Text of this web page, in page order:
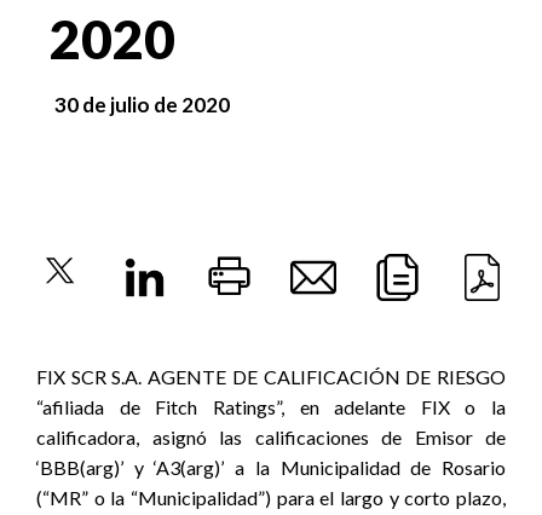
2020
30 de julio de 2020
FIX SCR S.A. AGENTE DE CALIFICACIÓN DE RIESGO
“afiliada de Fitch Ratings”, en adelante FIX o la
calificadora, asignó las calificaciones de Emisor de
‘BBB(arg)’ y ‘A3(arg)’ a la Municipalidad de Rosario
(“MR” o la “Municipalidad”) para el largo y corto plazo,